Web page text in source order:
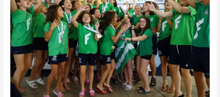
domina
e
mantém
invencibilidade
ao
sagrar-
se
campeão
nacional